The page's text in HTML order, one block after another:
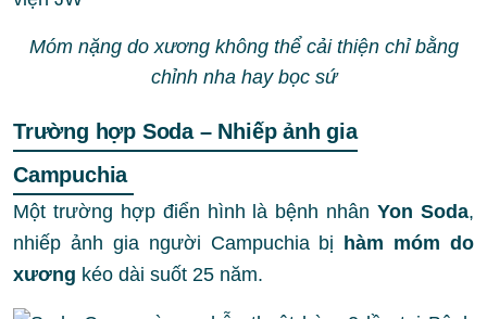
Móm nặng do xương không thể cải thiện chỉ bằng
chỉnh nha hay bọc sứ
Trường hợp Soda – Nhiếp ảnh gia
Campuchia
Một trường hợp điển hình là bệnh nhânYonSoda,
nhiếp ảnh gia người Campuchia bị
hàm móm do
xương kéo dài suốt 25 năm.